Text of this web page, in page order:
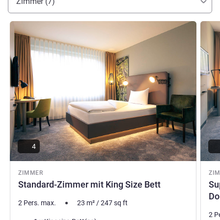
ZIMMER
Standard-Zimmer mit King Size Bett
Details ansehen
4
2 Pers. max. 23 m²/247sq ft
2